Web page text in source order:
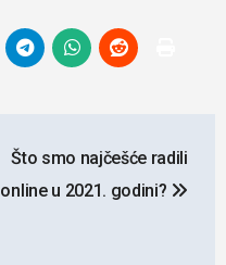
Što smo najčešće radili
online u 2021. godini?